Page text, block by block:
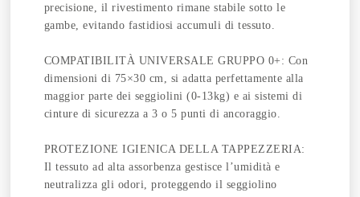
precisione, il rivestimento rimane stabile sotto le
gambe, evitando fastidiosi accumuli di tessuto.
COMPATIBILITÀ UNIVERSALE GRUPPO 0+: Con
dimensioni di 75×30 cm, si adatta perfettamente alla
maggior parte dei seggiolini (0-13kg) e ai sistemi di
cinture di sicurezza a 3 o 5 punti di ancoraggio.
PROTEZIONE IGIENICA DELLA TAPPEZZERIA:
Il tessuto ad alta assorbenza gestisce l’umidità e
neutralizza gli odori, proteggendo il seggiolino